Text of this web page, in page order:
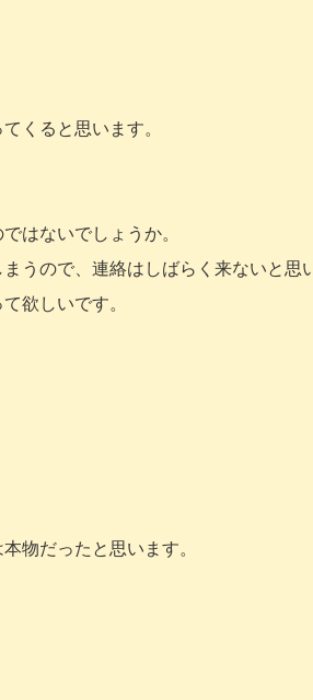
くると思います。
はないでしょうか。
うので、連絡はしばらく来ないと思
欲しいです。
物だったと思います。